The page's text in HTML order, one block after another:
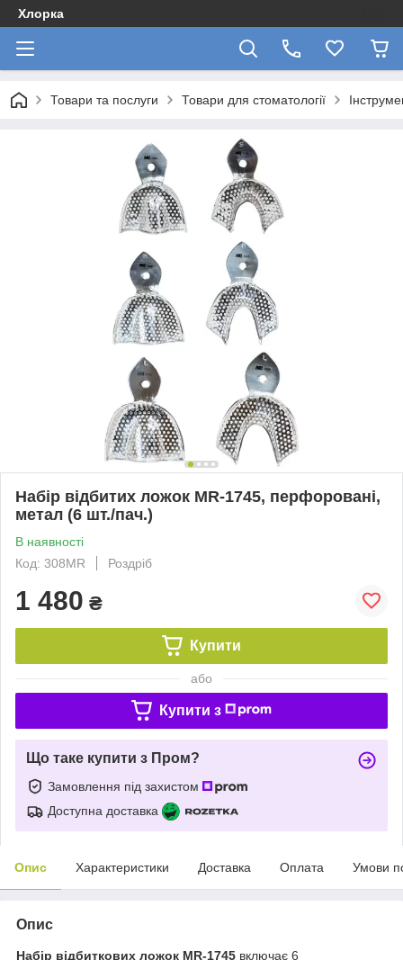
Хлорка
Товари та послуги Товари для стоматології
Набір відбитих ложок MR-1745, перфоровані,
метал (6 шт./пач.)
В наявності
Код: 308MR
Роздріб
1 480 ₴
Купити
або
Купити з
Що таке купити з Пром?
Замовлення під захистом
Доступна доставка
Опис Характеристики Доставка Оплата Умови
Опис
Набір відбиткових ложок MR-1745 включає 6